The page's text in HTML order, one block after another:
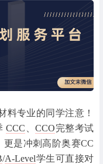
料专业的同学注意！
CCC 、CCO完整考试
更是冲刺高阶奥赛CC
/A-Level学生可直接对